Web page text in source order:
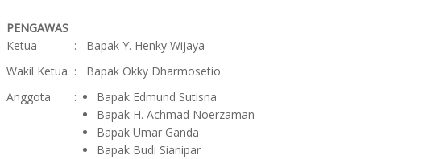
PENGAWAS
Ketua
:
Bapak Y. Henky Wijaya
Wakil Ketua :
Bapak Okky Dharmosetio
Anggota
:
Bapak Edmund Sutisna
Bapak H. Achmad Noerzaman
Bapak Umar Ganda
Bapak Budi Sianipar